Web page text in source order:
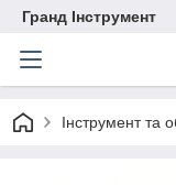
Гранд Інструмент
Інструмент та